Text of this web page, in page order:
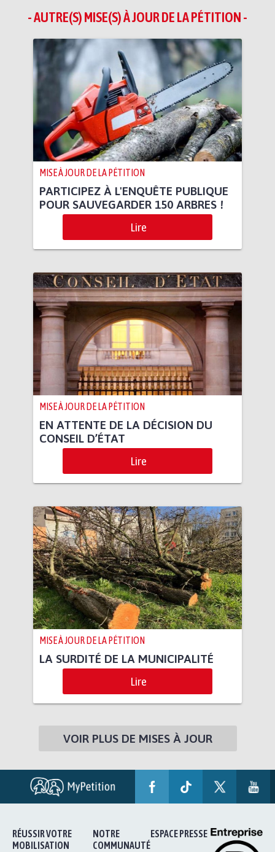
- AUTRE(S) MISE(S) À JOUR DE LA PÉTITION -
MISE À JOUR DE LA PÉTITION
PARTICIPEZ À L'ENQUÊTE PUBLIQUE
POUR SAUVEGARDER 150 ARBRES !
Lire
MISE À JOUR DE LA PÉTITION
EN ATTENTE DE LA DÉCISION DU
CONSEIL D’ÉTAT
Lire
MISE À JOUR DE LA PÉTITION
LA SURDITÉ DE LA MUNICIPALITÉ
Lire
VOIR PLUS DE MISES À JOUR
RÉUSSIR VOTRE
MOBILISATION
NOTRE
COMMUNAUTÉ
ESPACE PRESSE